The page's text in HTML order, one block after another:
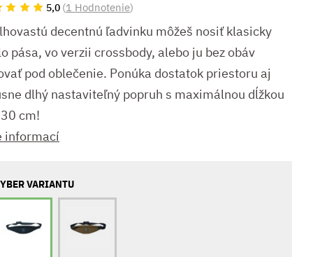
5,0 (1 Hodnotenie)
decentnú ľadvinku môžeš nosiť klasicky
pása, vo verzii crossbody, alebo ju bez obáv
pod oblečenie. Ponúka dostatok priestoru aj
dlhý nastaviteľný popruh s maximálnou dĺžkou
cm!
informací
VARIANTU